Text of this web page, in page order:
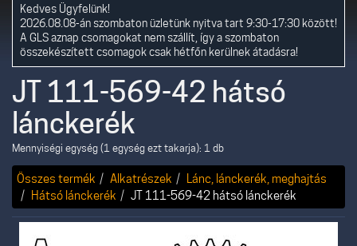
Kedves Ügyfelünk!
2026.08.08-án szombaton üzletünk nyitva tart 9:30-17:30 között!
A GLS aznap csomagokat nem szállít, így a szombaton
összekészített csomagok csak hétfőn kerülnek átadásra!
JT 111-569-42 hátsó
lánckerék
Mennyiségi egység (1 egység ezt takarja): 1 db
Összes termék Alkatrészek
Lánc, lánckerék, meghajtás
Hátsó lánckerék
JT 111-569-42 hátsó lánckerék